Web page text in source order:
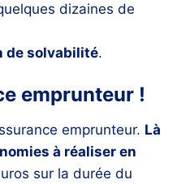
dizaines de
de solvabilité.
emprunteur !
emprunteur. Là
à réaliser en
sur la durée du